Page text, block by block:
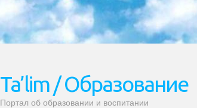
Ta’lim / Образование
Портал об образовании и воспитании